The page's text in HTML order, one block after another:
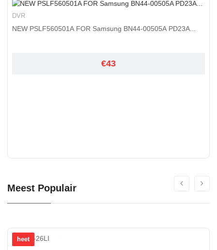
DVR
NEW PSLF560501A FOR Samsung BN44-00505A PD23A...
€43
Meest Populair
heet